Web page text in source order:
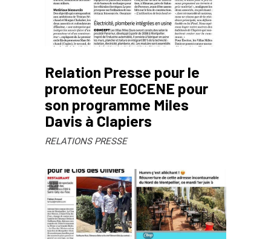
Relation Presse pour le
promoteur EOCENE pour
son programme Miles
Davis à Clapiers
RELATIONS PRESSE